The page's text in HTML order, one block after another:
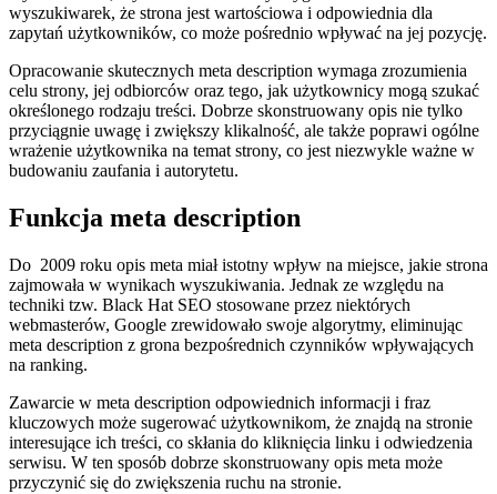
wyszukiwarek, że strona jest wartościowa i odpowiednia dla
zapytań użytkowników, co może pośrednio wpływać na jej pozycję.
Opracowanie skutecznych meta description wymaga zrozumienia
celu strony, jej odbiorców oraz tego, jak użytkownicy mogą szukać
określonego rodzaju treści. Dobrze skonstruowany opis nie tylko
przyciągnie uwagę i zwiększy klikalność, ale także poprawi ogólne
wrażenie użytkownika na temat strony, co jest niezwykle ważne w
budowaniu zaufania i autorytetu.
Funkcja meta description
Do 2009 roku opis meta miał istotny wpływ na miejsce, jakie strona
zajmowała w wynikach wyszukiwania. Jednak ze względu na
techniki tzw. Black Hat SEO stosowane przez niektórych
webmasterów, Google zrewidowało swoje algorytmy, eliminując
meta description z grona bezpośrednich czynników wpływających
na ranking.
Zawarcie w meta description odpowiednich informacji i fraz
kluczowych może sugerować użytkownikom, że znajdą na stronie
interesujące ich treści, co skłania do kliknięcia linku i odwiedzenia
serwisu. W ten sposób dobrze skonstruowany opis meta może
przyczynić się do zwiększenia ruchu na stronie.